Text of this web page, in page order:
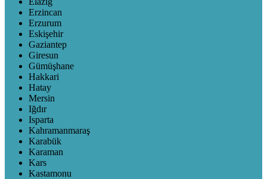
Erzincan
Erzurum
Eskişehir
Gaziantep
Giresun
Gümüşhane
Hakkari
Hatay
Mersin
Iğdır
Isparta
Kahramanmaraş
Karabük
Karaman
Kars
Kastamonu